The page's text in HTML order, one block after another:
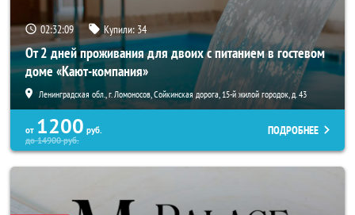
02:32:08 Купили: 34
От 2 дней проживания для двоих с питанием в гостевом
доме «Кают-компания»
Ленинградская обл., г. Ломоносов, Сойкинская дорога, 15-й жилой городок, д. 43
от 1200 руб.
до14900руб.
ПОДРОБНЕЕ